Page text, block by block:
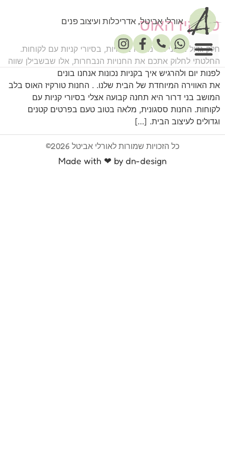
אורלי אביטל, אדריכלות ועיצוב פנים
טורקיז האוס
חלק גדול מזמני אני מבלה בחנויות, בסיורי קניות עם לקוחות.
החלטתי לחלוק אתכם את החנויות הנבחרות, אלו שבשבילן שווה
לפנות יום ולהרגיש איך בקניות נכונות אנחנו בונים
את האווירה המיוחדת של הבית שלנו. . החנות טורקיז האוס בלב
המושב בני דרור היא תחנה קבועה אצלי בסיורי קניות עם
לקוחות. החנות ססגונית, מלאה בטוב טעם בפרטים קטנים
וגדולים לעיצוב הבית. […]
כל הזכויות שמורות לאורלי אביטל 2026©
Made with ❤ by dn-design